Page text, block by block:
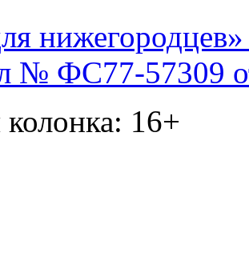
нижегородцев»
ФС77-57309
колонка: 16+